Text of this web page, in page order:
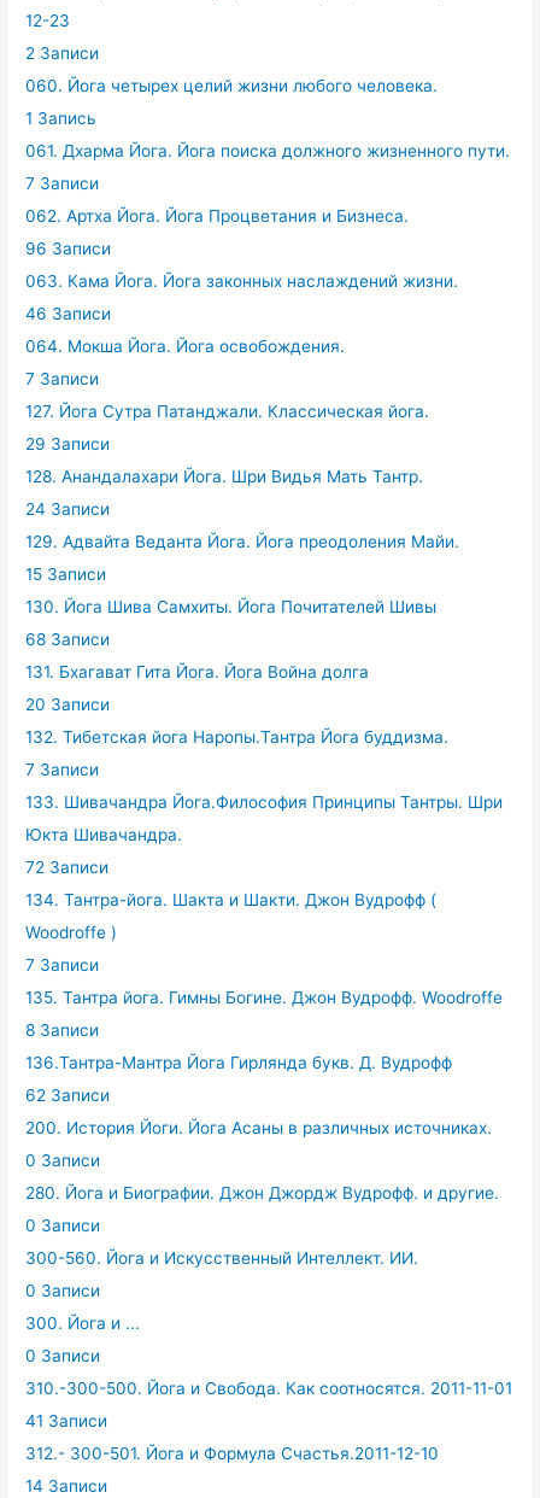
12-23
2 Записи
060. Йога четырех целий жизни любого человека.
1 Запись
061. Дхарма Йога. Йога поиска должного жизненного пути.
7 Записи
062. Артха Йога. Йога Процветания и Бизнеса.
96 Записи
063. Кама Йога. Йога законных наслаждений жизни.
46 Записи
064. Мокша Йога. Йога освобождения.
7 Записи
127. Йога Сутра Патанджали. Классическая йога.
29 Записи
128. Анандалахари Йога. Шри Видья Мать Тантр.
24 Записи
129. Адвайта Веданта Йога. Йога преодоления Майи.
15 Записи
130. Йога Шива Самхиты. Йога Почитателей Шивы
68 Записи
131. Бхагават Гита Йога. Йога Война долга
20 Записи
132. Тибетская йога Наропы.Тантра Йога буддизма.
7 Записи
133. Шивачандра Йога.Философия Принципы Тантры. Шри
Юкта Шивачандра.
72 Записи
134. Тантра-йога. Шакта и Шакти. Джон Вудрофф (
Woodroffe )
7 Записи
135. Тантра йога. Гимны Богине. Джон Вудрофф. Woodroffe
8 Записи
136.Тантра-Мантра Йога Гирлянда букв. Д. Вудрофф
62 Записи
200. История Йоги. Йога Асаны в различных источниках.
0 Записи
280. Йога и Биографии. Джон Джордж Вудрофф. и другие.
0 Записи
300-560. Йога и Искусственный Интеллект. ИИ.
0 Записи
300. Йога и ...
0 Записи
310.-300-500. Йога и Свобода. Как соотносятся. 2011-11-01
41 Записи
312.- 300-501. Йога и Формула Счастья.2011-12-10
14 Записи